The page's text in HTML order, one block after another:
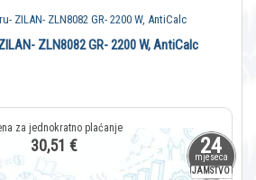
24
mjeseca
JAMSTVO
ZLN8082 GR- 2200 W, AntiCalc
30,51 €